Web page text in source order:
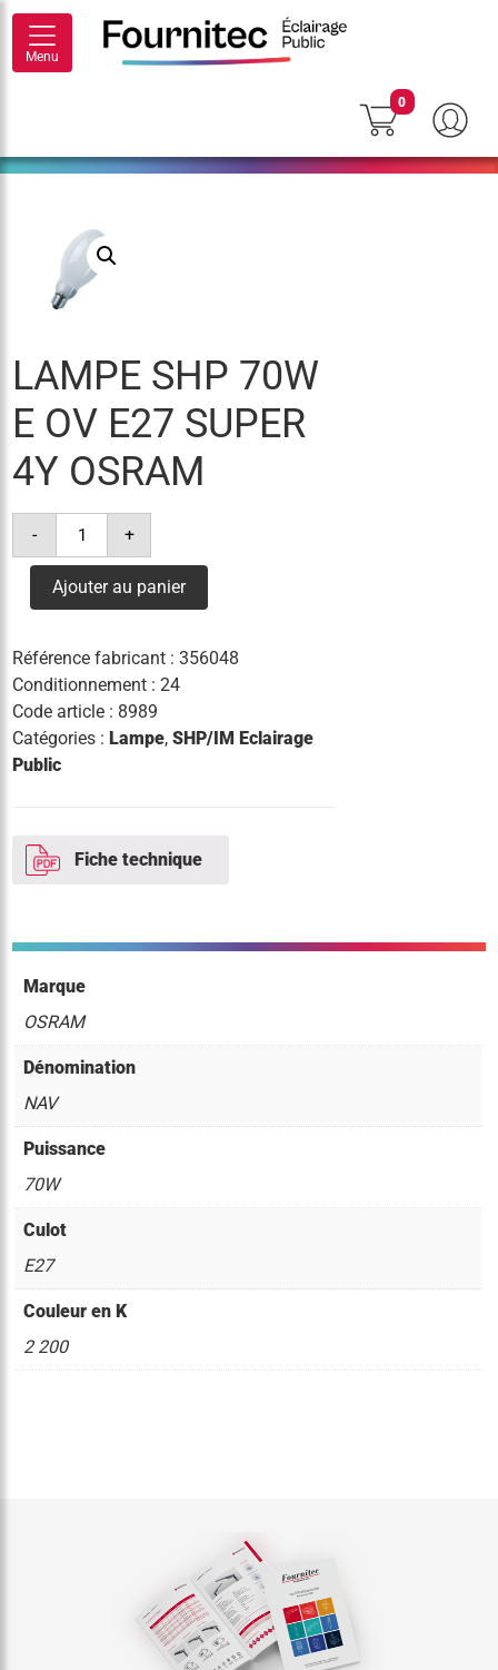
Menu
0
LAMPE SHP 70W
E OV E27 SUPER
4Y OSRAM
-
quantité
lampe
70w
e
super
4y
+
Ajouter au panier
Référence fabricant :356048
Conditionnement : 24
Code article : 8989
Catégories : Lampe,SHP/IM Eclairage
Public
Fiche technique
Marque
OSRAM
Dénomination
NAV
Puissance
70W
Culot
E27
Couleur en K
2 200